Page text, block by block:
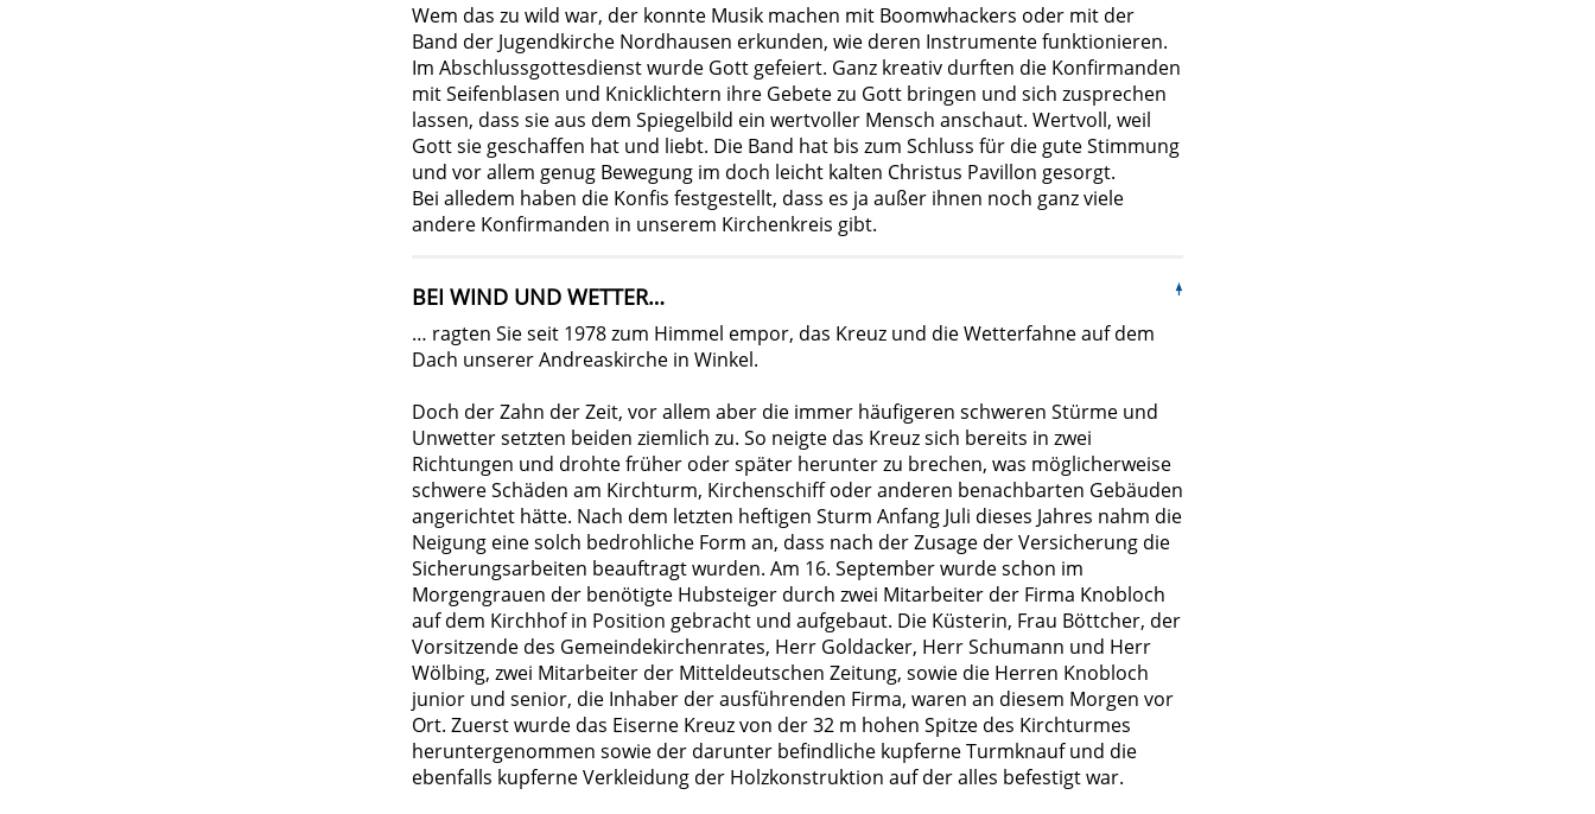
Wem das zu wild war, der konnte Musik machen mit Boomwhackers oder mit der
Band der Jugendkirche Nordhausen erkunden, wie deren Instrumente funktionieren.
Im Abschlussgottesdienst wurde Gott gefeiert. Ganz kreativ durften die Konfirmanden
mit Seifenblasen und Knicklichtern ihre Gebete zu Gott bringen und sich zusprechen
lassen, dass sie aus dem Spiegelbild ein wertvoller Mensch anschaut. Wertvoll, weil
Gott sie geschaffen hat und liebt. Die Band hat bis zum Schluss für die gute Stimmung
und vor allem genug Bewegung im doch leicht kalten Christus Pavillon gesorgt.
Bei alledem haben die Konfis festgestellt, dass es ja außer ihnen noch ganz viele
andere Konfirmanden in unserem Kirchenkreis gibt.
BEI WIND UND WETTER…
… ragten Sie seit 1978 zum Himmel empor, das Kreuz und die Wetterfahne auf dem
Dach unserer Andreaskirche in Winkel.
Doch der Zahn der Zeit, vor allem aber die immer häufigeren schweren Stürme und
Unwetter setzten beiden ziemlich zu. So neigte das Kreuz sich bereits in zwei
Richtungen und drohte früher oder später herunter zu brechen, was möglicherweise
schwere Schäden am Kirchturm, Kirchenschiff oder anderen benachbarten Gebäuden
angerichtet hätte. Nach dem letzten heftigen Sturm Anfang Juli dieses Jahres nahm die
Neigung eine solch bedrohliche Form an, dass nach der Zusage der Versicherung die
Sicherungsarbeiten beauftragt wurden. Am 16. September wurde schon im
Morgengrauen der benötigte Hubsteiger durch zwei Mitarbeiter der Firma Knobloch
auf dem Kirchhof in Position gebracht und aufgebaut. Die Küsterin, Frau Böttcher, der
Vorsitzende des Gemeindekirchenrates, Herr Goldacker, Herr Schumann und Herr
Wölbing, zwei Mitarbeiter der Mitteldeutschen Zeitung, sowie die Herren Knobloch
junior und senior, die Inhaber der ausführenden Firma, waren an diesem Morgen vor
Ort. Zuerst wurde das Eiserne Kreuz von der 32 m hohen Spitze des Kirchturmes
heruntergenommen sowie der darunter befindliche kupferne Turmknauf und die
ebenfalls kupferne Verkleidung der Holzkonstruktion auf der alles befestigt war.